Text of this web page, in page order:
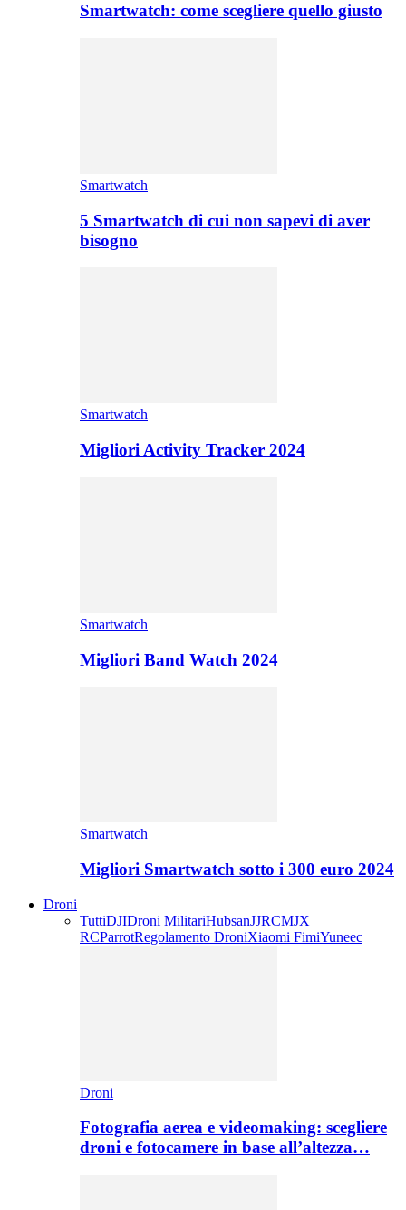
Smartwatch: come scegliere quello giusto
Smartwatch
5 Smartwatch di cui non sapevi di aver
bisogno
Smartwatch
Migliori Activity Tracker 2024
Smartwatch
Migliori Band Watch 2024
Smartwatch
Migliori Smartwatch sotto i 300 euro 2024
Droni
TuttiDJIDroni MilitariHubsanJJRCMJX
RCParrotRegolamento DroniXiaomi FimiYuneec
Droni
Fotografia aerea e videomaking: scegliere
droni e fotocamere in base all’altezza…